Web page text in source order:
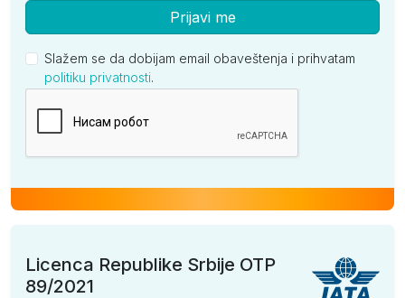
Prijavi me
Slažem se da dobijam email obaveštenja i prihvatam
politiku privatnosti.
Licenca Republike Srbije OTP
89/2021